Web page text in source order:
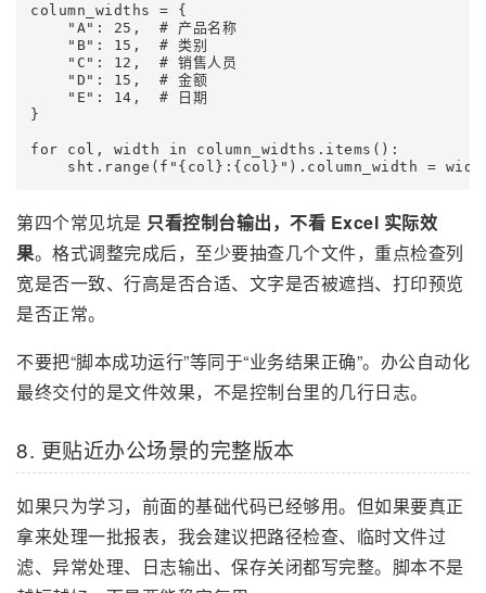
column_widths = {
    "A": 25,  # 产品名称
    "B": 15,  # 类别
    "C": 12,  # 销售人员
    "D": 15,  # 金额
    "E": 14,  # 日期
}
for col, width in column_widths.items():
第四个常见坑是 只看控制台输出，不看 Excel 实际效
果。格式调整完成后，至少要抽查几个文件，重点检查列
宽是否一致、行高是否合适、文字是否被遮挡、打印预览
是否正常。
不要把“脚本成功运行”等同于“业务结果正确”。办公自动化
最终交付的是文件效果，不是控制台里的几行日志。
8. 更贴近办公场景的完整版本
如果只为学习，前面的基础代码已经够用。但如果要真正
拿来处理一批报表，我会建议把路径检查、临时文件过
滤、异常处理、日志输出、保存关闭都写完整。脚本不是